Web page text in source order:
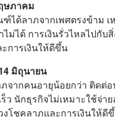
ษภาคม
ด้ลาภจากเพศตรงข้าม เ
ม่ได้ การเงินรั่วไหลไปกับ
การเงินให้ดีขึ้น
มิถุนายน
ากคนอายุน้อยกว่า ติดต่
ว นักธุรกิจไม่เหมาะใช้จ่า
โชคลาภและการเงินให้ดี